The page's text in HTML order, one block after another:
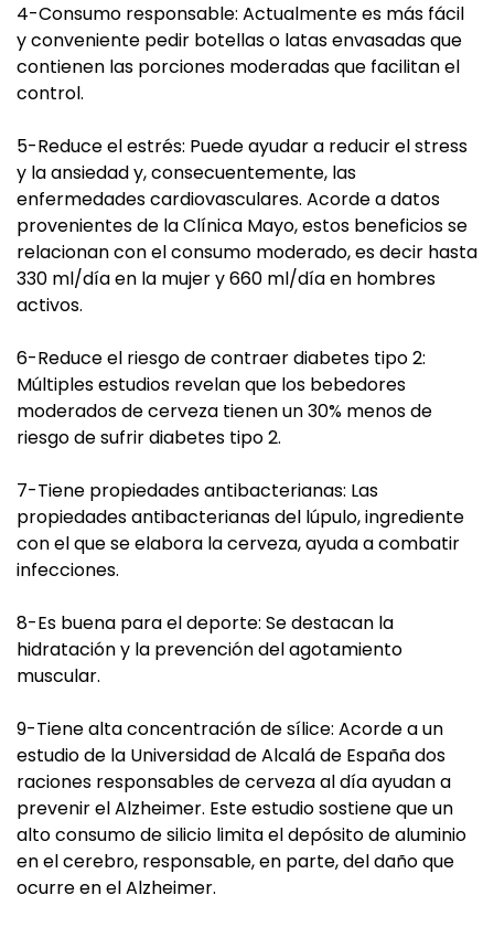
4-Consumo responsable: Actualmente es más fácil
y conveniente pedir botellas o latas envasadas que
contienen las porciones moderadas que facilitan el
control.
5-Reduce el estrés: Puede ayudar a reducir el stress
y la ansiedad y, consecuentemente, las
enfermedades cardiovasculares. Acorde a datos
provenientes de la Clínica Mayo, estos beneficios se
relacionan con el consumo moderado, es decir hasta
330 ml/día en la mujer y 660 ml/día en hombres
activos.
6-Reduce el riesgo de contraer diabetes tipo 2:
Múltiples estudios revelan que los bebedores
moderados de cerveza tienen un 30% menos de
riesgo de sufrir diabetes tipo 2.
7-Tiene propiedades antibacterianas: Las
propiedades antibacterianas del lúpulo, ingrediente
con el que se elabora la cerveza, ayuda a combatir
infecciones.
8-Es buena para el deporte: Se destacan la
hidratación y la prevención del agotamiento
muscular.
9-Tiene alta concentración de sílice: Acorde a un
estudio de la Universidad de Alcalá de España dos
raciones responsables de cerveza al día ayudan a
prevenir el Alzheimer. Este estudio sostiene que un
alto consumo de silicio limita el depósito de aluminio
en el cerebro, responsable, en parte, del daño que
ocurre en el Alzheimer.